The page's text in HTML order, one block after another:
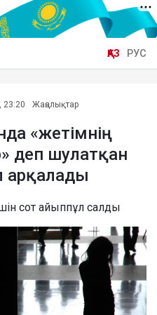
ҚАЗ РУС
23:20 Жаңалықтар
«жетімнің
деп шулатқан
арқалады
сот айыппұл салды